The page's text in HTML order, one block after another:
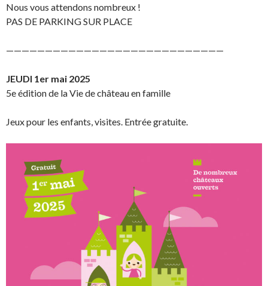
Nous vous attendons nombreux !
PAS DE PARKING SUR PLACE
————————————————————————————
JEUDI 1er mai 2025
5e édition de la Vie de château en famille
Jeux pour les enfants, visites. Entrée gratuite.